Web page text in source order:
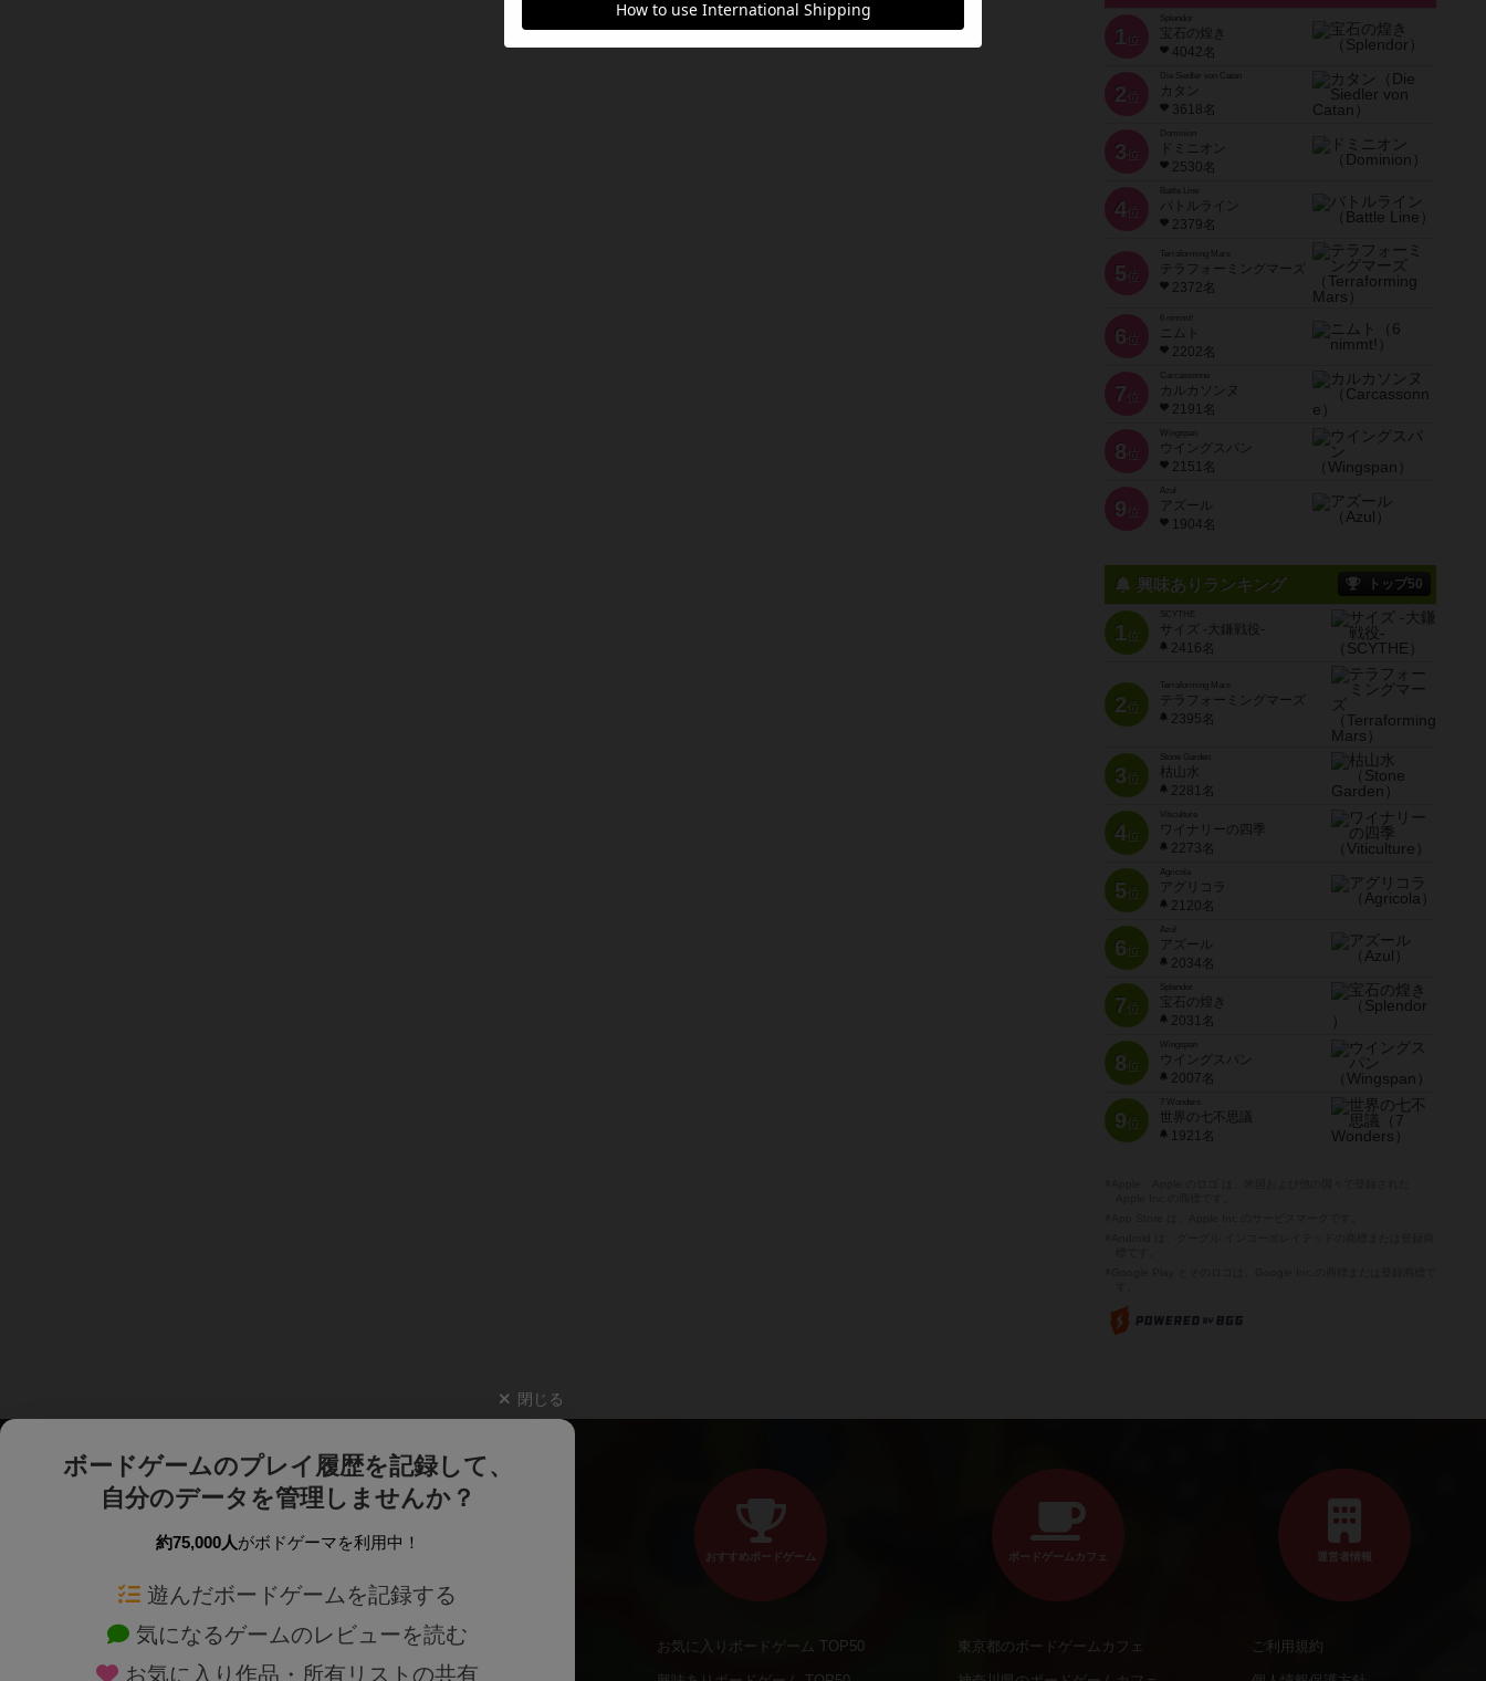
1 位
宝石の煌き
4042名
2 位
Die Siedler von Catan
カタン
3618名
3 位
ドミニオン
2530名
4位
Battle Line
バトルライン
2379名
5 位
Terraforming Mars
テラフォーミングマーズ
2372名
6 位
ニムト
2202名
7 位
Carcassonne
カルカソンヌ
2191名
8 位
Wingspan
ウイングスパン
2151名
9 位
Azul
アズール
1904名
興味ありランキング トップ50
1位
SCYTHE
サイズ -大鎌戦役-
2416名
2位
Terraforming Mars
テラフォーミングマーズ
2395名
3位
Stone Garden
枯山水
2281名
4位
Viticulture
ワイナリーの四季
2273名
5位
Agricola
アグリコラ
2120名
6位
Azul
アズール
2034名
7位
宝石の煌き
2031名
8位
Wingspan
ウイングスパン
2007名
9位
7 Wonders
世界の七不思議
1921名
閉じる
ボードゲームのプレイ履歴を記録して、
自分のデータを管理しませんか？
約75,000人がボドゲーマを利用中！
遊んだボードゲームを記録する
気になるゲームのレビューを読む
お気に入り作品・所有リストの共有
ボードゲームを検索する 新作・再入荷情報
おすすめボードゲーム
お気に入りボードゲーム TOP50
ボードゲームカフェ
東京都のボードゲームカフェ
運営者情報
ご利用規約